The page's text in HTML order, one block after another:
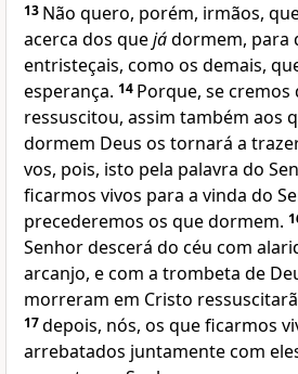
13 Não quero, porém, irmãos,
acerca dos quejádormem, para
entristeçais, como os demais,
esperança. 14 Porque, se cremos
ressuscitou, assim também aos
dormem Deus os tornará a
vos, pois, isto pela palavra do
ficarmos vivos para a vinda do
precederemos os que dormem.
Senhor descerá do céu com
arcanjo, e com a trombeta de
morreram em Cristo
17depois, nós, os que ficarmos
arrebatados juntamente com